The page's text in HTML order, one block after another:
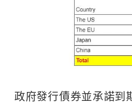
政府發行債券並承諾到